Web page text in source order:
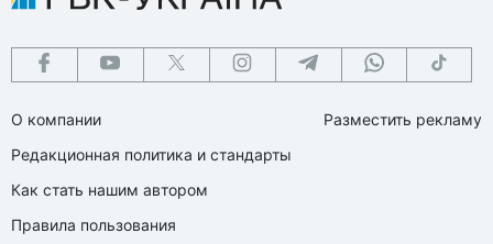
О компании
Редакционная политика и стандарты
Как стать нашим автором
Правила пользования
Разместить рекламу